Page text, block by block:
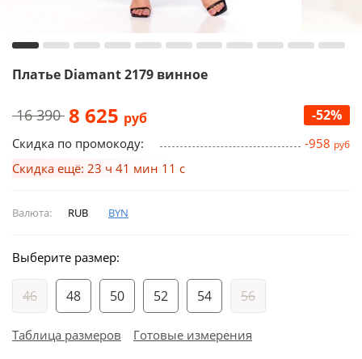
Платье Diamant 2179 винное
16 390 8 625 руб -52%
Скидка по промокоду: -958 руб
Скидка ещё: 23 ч 41 мин 10 с
Валюта: RUB BYN
Выберите размер:
46 48 50 52 54 56
Таблица размеров Готовые измерения